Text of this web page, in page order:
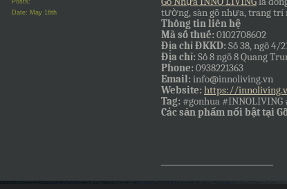
Date: May 16th
tường, sàn gỗ nhựa, trang trí
Thông tin liên hệ
Mã số thuế: 0102708602
Địa chỉ ĐKKD: Số 38, ngõ
Địa chỉ: Số 8 ngõ 8 Quang
Phone: 0938221363
Email: info@innoliving.vn
Website: https://
Tag: #gonhua
Các sản phẩm nổi bật tại